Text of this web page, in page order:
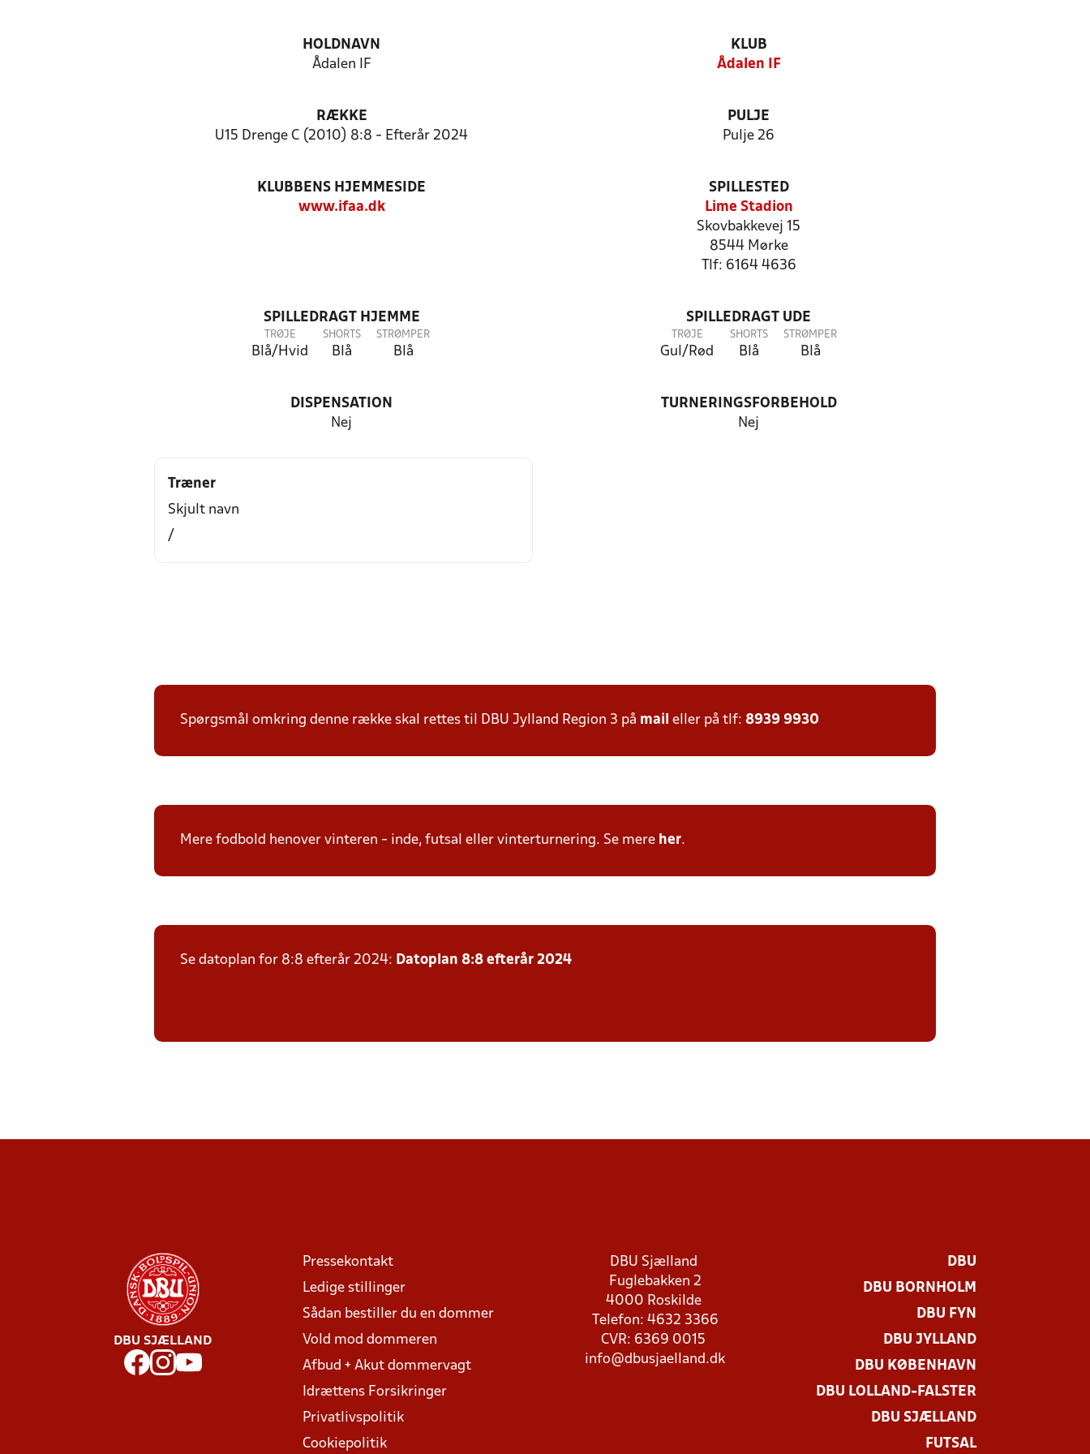
HOLDNAVN
Ådalen IF
KLUB
Ådalen IF
RÆKKE
U15 Drenge C (2010) 8:8 - Efterår 2024
PULJE
Pulje 26
KLUBBENS HJEMMESIDE
www.ifaa.dk
SPILLESTED
Lime Stadion
Skovbakkevej 15
8544 Mørke
Tlf: 6164 4636
SPILLEDRAGT HJEMME
TRØJE
Blå/Hvid
SHORTS
Blå
STRØMPER
Blå
SPILLEDRAGT UDE
TRØJE
Gul/Rød
SHORTS
Blå
STRØMPER
Blå
DISPENSATION
Nej
TURNERINGSFORBEHOLD
Nej
Træner
Skjult navn
/
Spørgsmål omkring denne række skal rettes til DBU Jylland Region 3 på mail eller på tlf: 8939 9930
Mere fodbold henover vinteren - inde, futsal eller vinterturnering. Se mere her.
Se datoplan for 8:8 efterår 2024: Datoplan 8:8 efterår 2024
DBU SJÆLLAND
Pressekontakt
Ledige stillinger
Sådan bestiller du en dommer
Vold mod dommeren
Afbud + Akut dommervagt
Idrættens Forsikringer
Privatlivspolitik
Cookiepolitik
DBU Sjælland
Fuglebakken 2
4000 Roskilde
Telefon: 4632 3366
CVR: 6369 0015
info@dbusjaelland.dk
DBU
DBU BORNHOLM
DBU FYN
DBU JYLLAND
DBU KØBENHAVN
DBU LOLLAND-FALSTER
DBU SJÆLLAND
FUTSAL